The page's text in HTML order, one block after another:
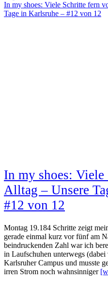
In my shoes: Viele Schritte fern
Tage in Karlsruhe – #12 von 12
In my shoes:
Alltag – Unsere
#12 von 12
Montag 19.184 Schritte zeigt
gerade einmal kurz vor fünf am
beindruckenden Zahl war ich
in Laufschuhen unterwegs
Karlsruher Campus und musste
irren Strom noch wahnsinniger